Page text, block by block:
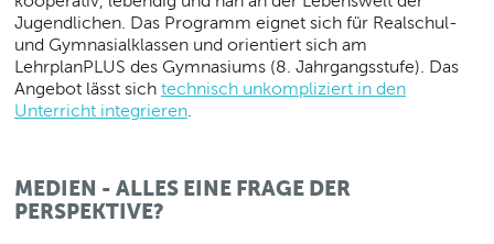
Jugendlichen. Das Programm eignet sich für Realschul-
und Gymnasialklassen und orientiert sich am
LehrplanPLUS des Gymnasiums (8. Jahrgangsstufe). Das
Angebot lässt sich technisch unkompliziert in den
Unterricht integrieren
MEDIEN - ALLES EINE FRAGE DER
PERSPEKTIVE?